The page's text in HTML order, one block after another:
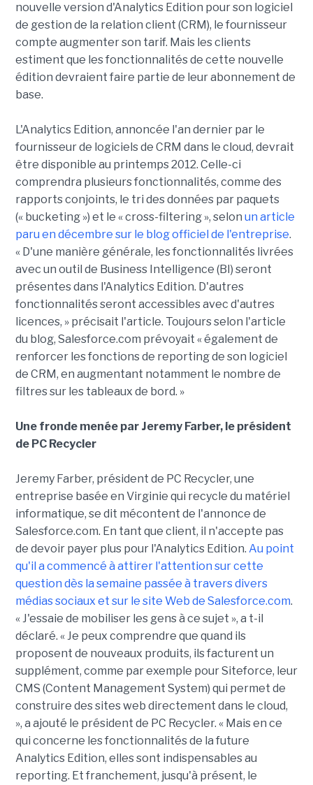
nouvelle version d'Analytics Edition pour son logiciel
de gestion de la relation client (CRM), le fournisseur
compte augmenter son tarif. Mais les clients
estiment que les fonctionnalités de cette nouvelle
édition devraient faire partie de leur abonnement de
base.
L'Analytics Edition, annoncée l'an dernier par le
fournisseur de logiciels de CRM dans le cloud, devrait
être disponible au printemps 2012. Celle-ci
comprendra plusieurs fonctionnalités, comme des
rapports conjoints, le tri des données par paquets
(« bucketing ») et le « cross-filtering », selon un article
paru en décembre sur le blog officiel de l'entreprise.
« D'une manière générale, les fonctionnalités livrées
avec un outil de Business Intelligence (BI) seront
présentes dans l'Analytics Edition. D'autres
fonctionnalités seront accessibles avec d'autres
licences, » précisait l'article. Toujours selon l'article
du blog, Salesforce.com prévoyait « également de
renforcer les fonctions de reporting de son logiciel
de CRM, en augmentant notamment le nombre de
filtres sur les tableaux de bord. »
Une fronde menée par Jeremy Farber, le président
de PC Recycler
Jeremy Farber, président de PC Recycler, une
entreprise basée en Virginie qui recycle du matériel
informatique, se dit mécontent de l'annonce de
Salesforce.com. En tant que client, il n'accepte pas
de devoir payer plus pour l'Analytics Edition. Au point
qu'il a commencé à attirer l'attention sur cette
question dès la semaine passée à travers divers
médias sociaux et sur le site Web de Salesforce.com.
« J'essaie de mobiliser les gens à ce sujet », a t-il
déclaré. « Je peux comprendre que quand ils
proposent de nouveaux produits, ils facturent un
supplément, comme par exemple pour Siteforce, leur
CMS (Content Management System) qui permet de
construire des sites web directement dans le cloud,
», a ajouté le président de PC Recycler. « Mais en ce
qui concerne les fonctionnalités de la future
Analytics Edition, elles sont indispensables au
reporting. Et franchement, jusqu'à présent, le